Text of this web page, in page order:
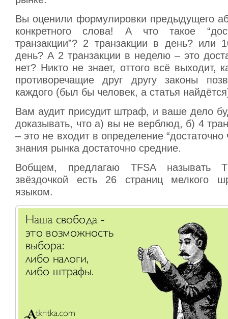
Вы оценили формулировки предыдущего
конкретного слова! А что такое
транзакции”? 2 транзакции в день? или
день? А 2 транзакции в неделю – это
нет? Никто не знает, оттого всё выходит,
противоречащие друг другу законы
каждого (был бы человек, а статья
Вам аудит присудит штраф, и ваше дело
доказывать, что а) вы не верблюд, б) 4
– это не входит в определение
знания рынка достаточно средние.
Вобщем, предлагаю TFSA называть
звёздочкой есть 26 страниц мелкого
языком.